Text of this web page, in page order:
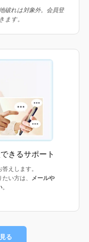
破れは対象外。会員登
ます。
きるサポート
えします。
い方は、 メールや
。
る